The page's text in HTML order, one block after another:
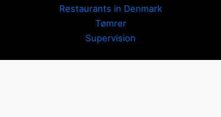
Restaurants in Denmark
Tømrer
Supervision